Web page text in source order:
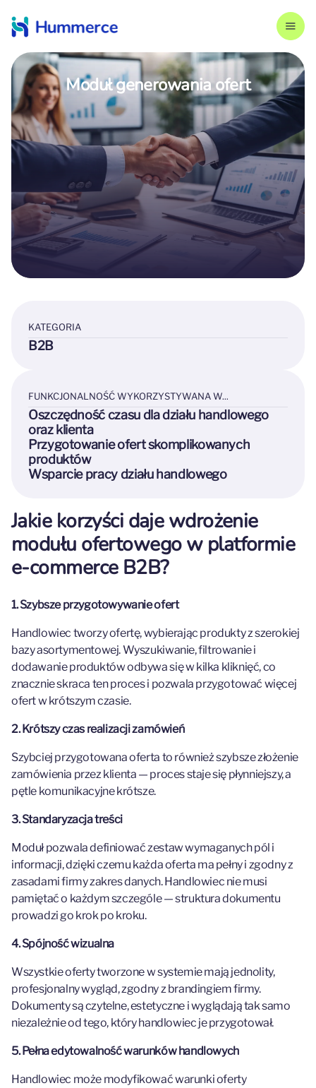
Moduł generowania ofert
Jakie korzyści daje wdrożenie
modułu ofertowego w platformie
e-commerce B2B?
1. Szybsze przygotowywanie ofert
Handlowiec tworzy ofertę, wybierając produkty z szerokiej
bazy asortymentowej. Wyszukiwanie, filtrowanie i
dodawanie produktów odbywa się w kilka kliknięć, co
znacznie skraca ten proces i pozwala przygotować więcej
ofert w krótszym czasie.
2. Krótszy czas realizacji zamówień
Szybciej przygotowana oferta to również szybsze złożenie
zamówienia przez klienta — proces staje się płynniejszy, a
pętle komunikacyjne krótsze.
3. Standaryzacja treści
Moduł pozwala definiować zestaw wymaganych pól i
informacji, dzięki czemu każda oferta ma pełny i zgodny z
zasadami firmy zakres danych. Handlowiec nie musi
pamiętać o każdym szczególe — struktura dokumentu
prowadzi go krok po kroku.
4. Spójność wizualna
Wszystkie oferty tworzone w systemie mają jednolity,
profesjonalny wygląd, zgodny z brandingiem firmy.
Dokumenty są czytelne, estetyczne i wyglądają tak samo
niezależnie od tego, który handlowiec je przygotował.
5. Pełna edytowalność warunków handlowych
Handlowiec może modyfikować warunki oferty
KATEGORIA
B2B
FUNKCJONALNOŚĆ WYKORZYSTYWANA W...
Oszczędność czasu dla działu handlowego
oraz klienta
Przygotowanie ofert skomplikowanych
produktów
Wsparcie pracy działu handlowego